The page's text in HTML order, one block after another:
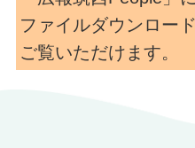
ファイルダウンロー
ご覧いただけます。